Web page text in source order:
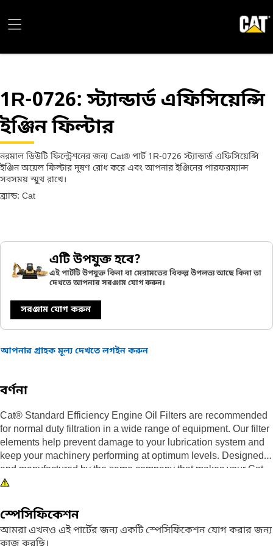
1R-0726: স্ট্যান্ডার্ড এফিসিয়েন্সি
ইঞ্জিন ফিল্টার
নরমাল ডিউটি ফিল্ট্রেশনের জন্য Cat® পার্ট 1R-0726 স্ট্যান্ডার্ড এফিসিয়েন্সি
ইঞ্জিন অয়েল ফিল্টার দূষণ রোধ করে এবং আপনার ইঞ্জিনের পারফরম্যান্স
সবসময় স্মুথ রাখে।
ব্র্যান্ড: Cat
এটি উপযুক্ত হবে?
এই পার্টটি উপযুক্ত কিনা বা মেরামতের বিকল্প উপলভ্য আছে কিনা তা
দেখতে আপনার সরঞ্জাম যোগ করুন।
সরঞ্জাম যোগ করুন
আপনার গ্রাহক মূল্য দেখতে লগইন করুন
বর্ণনা
Cat® Standard Efficiency Engine Oil Filters are recommended
for normal duty filtration in a wide range of equipment. Our filter
elements help prevent damage to your lubrication system and
keep your machinery performing at optimum levels. Designed
and manufactured by the same company that makes your Cat
iron, we are committed to the long-term integrity of your
spiral roving and acrylic beads to keep filter media pleats from
flexing as fluid travels through the media, ensuring
contaminants are captured and held.
স্পেসিফিকেশন
আমরা এখনও এই পার্টের জন্য একটি স্পেসিফিকেশন যোগ করার জন্য